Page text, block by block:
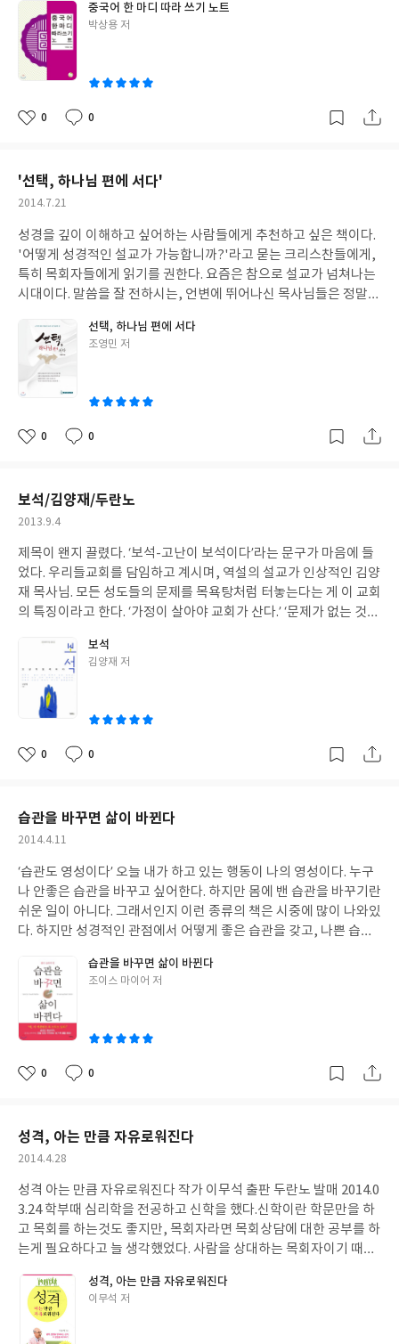
것이 별로 많지 않아서 그냥 있는 책을 활용하여 간간히 공부하고 가
끔 적기도 하고 눈으로 공부하곤 했다. 그런데 어학이라는 게 눈으로
만 되는 것이 아니다. 특히 중국어는 한자와 비슷해서 손으로 써 보
지 않으면 그냥 회화실력까지밖에 될 수 없다. 그 이상을 힘들게 되
어 있다. 실제로 나는 학부때 3년 넘게 중국어를 공부했지만, 학원에
서 취미생활로 공부했기 때문에 한자까지 따라 쓰거나 외우지 않아
른 언어는 몰라도 중국어는 눈으로 하는게 아니라, 반드시 손으로
공부해야 한다. 만약 그 때 초기에 쓰면서 제대로 공부했더라면 더
좋았을 것을...하면서 때늦은 후회(?)를 하기도 했다. 하지만 후회할
시간에 한 글자 더 공부하는 게 좋지 않겠는가. 하는 마음으로 이 책
을 집어 들게 되었다.이 책의 수준은? 왕초보부터 초중급 수준까지
가능한 수준으로 구성되어 있다. 중국어 기초상식부터 자음 모음과
성조와 같은 것까지 꼼꼼히 챙겨 설명하고 있다. 그리고 그 뒤 편에
방법과 유래가 아주 자세히 적혀 있다. 그리고 중국어를 따라 쓰고
한자와 발음을 익힐 수 있도록 돕고 있다. 또한 QR코드 까지 첨부하
고 있어 QR코드로 검색하면 바로 친절하게 원어민 발음이 나온다.
백문이 불여일견이라 했던가!(보는 건 아니지만 듣는 것으로!) 발음
이 귀에 쏙쏙 들어와 더 잘 기억할 수 있도록 해주는 것 같다. 이 책은
그저 중국어 문법 패턴을 연습하는 책이 아니라, 중국어 관용어를
연습할 수 있기 때문에 더 좋은 거 같다. 관용어에 대한 유래들을 친
이 책은 학습이 끝나면 그냥 버리는 책이 아니라, 책장에 두고두고
보면 좋을 학습서이다. 중국인과 대화할 때, 이런 관용어를 사용한
다면 얼마나 풍부한 표현이 될 것인가! 그런 의미에서 아주 귀한 책
이라 생각이 든다.왠지 빈칸을 빼곡히 메꿔야 할 것 같은 의욕히 생
기게 하는 그림책 같은 좋은 책이다.
중국어 한 마디 따라 쓰기 노트
글
박상용 저
좋
0
댓
0
작
'선택, 하나님 편에 서다'
작
일
2014.7.21
성경을 깊이 이해하고 싶어하는 사람들에게 추천하고 싶은 책이다.
'어떻게 성경적인 설교가 가능합니까?'라고 묻는 크리스찬들에게,
특히 목회자들에게 읽기를 권한다. 요즘은 참으로 설교가 넘쳐나는
시대이다. 말씀을 잘 전하시는, 언변에 뛰어나신 목사님들은 정말
물다. 조영민 목사님은 성경을 성경대로 설교하기 위해 애쓰시는 분
이다. 처음부터 끝까지 성경을 성경안에서 관찰하고 해석하고 적용
하기 위해 고민한 모습이 설교집에서 절절하게 느껴진다. 그리고 그
탁월함은 20년 넘게 성경연구를 위해 한 우물을 판 결과 할 수 있다.
이 책을 읽으며 성경을 깊이 해석하고 적용하는 저자만의 독특한 관
점을 터득(?)할 수 있길 바란다. 이 책을 읽기 전에는, '설교집이 다
보고 또 보게 되는 것이다. 마치 큐티할 때, 성경을 읽다 잠시 멈추어
생각하고, 다시 읽어내려가듯이, 읽다 멈추고 또 멈추게 된다. 책을
읽는 첫장부터 강력하게 내 마음을 사로잡았다. 논리적이고 탁월하
고 감동적이까지 하며, 너무나 성경적인 깊은 해석에 매료되어 마치
그 자리에서 설교를 듣고 있는듯한 착각을 일으킬 정도로 읽고 있는
내내 너무나 생생했다. 어쩜 저렇게 논리적일 수 있을까... 어떻게 이
렇게 명쾌하게 설교할 수 있을까... 라고 생각하고 있을 때, 뭐라 표현
만큼, 청중을 울렸다 웃겼다 하는 위트도 엿보인다. 그리고 다시 성
경으로 들어가 나를 보게하고, 예수 그리스도를 바라보게 한다. 참
으로 신기한 경험이었다. 영성있는 책은 영혼을 살리고, 그렇지 못
한 책은 차라리 안읽는 게 낫다. 이 책은 영혼을 풍성하게 살찌우는
저자의 영성과 하나님의 사랑이 듬뿍 담긴 책이다. 이 책의 구성은
'구약의 열두 인물들이 걸어간 믿음의 길'을 성경을 통해 깊이 보여
주고 있다. 그리고 각장의 마지막 페이지에는 아래와 같이 주제그림
용하면 큰 유익이 있을 것이다. 저자가 청년사역을 오랫동안 한만큼
독자를 위한 배려가 돋보인다. 성경을 가장 성경답게 설교하려고 노
력하는 조영민목사님의 책이 출판되어 너무 기쁘다. 다른 것이 아
닌, 설교집이라 더더욱 기쁘다. 벌써부터 다음 책이 기다려진다.
선택, 하나님 편에 서다
글
조영민 저
좋
0
댓
0
작
보석/김양재/두란노
작
일
2013.9.4
제목이 왠지 끌렸다. ‘보석-고난이 보석이다’라는 문구가 마음에 들
었다. 우리들교회를 담임하고 계시며, 역설의 설교가 인상적인 김양
재 목사님. 모든 성도들의 문제를 목욕탕처럼 터놓는다는 게 이 교회
의 특징이라고 한다. ‘가정이 살아야 교회가 산다.’ ‘문제가 없는 것이
떨어지면 감사하고, 붙으면 회개하라’는 유명한 말을 남기시는 분이
시고 개인적으로 좋아하고 존경하는 분이라 더 마음에 들었다. 이런
저자의 묵상 잠언집이라니... 큰 기대를 안고 책을 펼쳤다. 전체적인
느낌은 동화책 한권을 보는 느낌이다. 짤막짤막한 묵상글들과 편안
한 그림이 삽입되어 있어, 책의 내용뿐만 아니라 감각적인 면에도
많이 신경썼구나 하는 생각이 들었다. 모든 사람이 공감할 수 있는
절이 옳은 말이다’ 싶었다. 가슴이 뜨끔하는 내용도 있고, 마음을 저
미도록 감동적인 내용도 있다. 머리를 끄덕이게 하는 내용들이고,
뒤통수를 치는 듯 정신을 번쩍 들게 하는 구절도 있다. 책을 더 음미
하고 싶어서 두 번이나 이 책을 읽었다. 이런 내용이 있었나...싶었던
구절들이 또 다시 나의 눈에 들어온다. 이런 책은 책장에 두고두고
봐야 할 지혜의 책 ‘탈무드’ 같은 책이다. ‘말 한마디 때문에 “너 지금
뭐라고 했어!” 분노하고 죽이고 죽으려 합니다. 상대방이 나를 저주
어떻습니까. 하나님은 발람의 저주를 축복으로 바꾸신 분입니다. (1
91p)’ 이 책을 쭉 읽다보면 고난이 보석이 되는 비결을 알려준다. 저
자의 뻐아픈 고통의 과정 가운데 깨닫게 된 것이기에 그럴까. 김양재
목사님의 책은 마음을 울린다. 가정의 상처로 힘들어 하는 부모와 자
녀, 그것을 함께 겪고 있는 사람들에게 해결책을 제시한다. 하나님
이 함께 하심이 복이라는 것, 주를 믿는 믿음과 사랑이 모든 문제의
해결점이라는 것을 풀어서 쉽게 설명하고 있다. ‘예수님 믿는 지금이
게 문제가 있는 것이라는 것, 어떤 어려운 문제도 하나님 앞에서는
보석이 된다는 것이야 말로 세상사람들은 이해할 수 없는 역설이 아
니겠는가.
보석
글
김양재 저
좋
0
댓
0
작
습관을 바꾸면 삶이 바뀐다
작
일
2014.4.11
‘습관도 영성이다’ 오늘 내가 하고 있는 행동이 나의 영성이다. 누구
나 안좋은 습관을 바꾸고 싶어한다. 하지만 몸에 밴 습관을 바꾸기란
쉬운 일이 아니다. 그래서인지 이런 종류의 책은 시중에 많이 나와있
다. 하지만 성경적인 관점에서 어떻게 좋은 습관을 갖고, 나쁜 습관
전부터 나쁜 습관들을 어떻게 고칠 수 있을까 기대하며 읽기 시작했
다. 포스트잇에 내가 고치고 싶은 습관을 적고 책 앞에, 책상 앞에,
마음속에 붙여놓았다. 그리고 하루에 한두 챕터씩 기도하는 마음으
로 책을 읽었다. 한 장 한 장이 아주 재미가 있다. 너무 영성적인 책도
아닌, 너무 일반적인 실용서적도 아닌. 중간의 입장에서 균형을 맞
춘 아주 좋은 책이라는 생각이 들었다. 그리고 이 책을 덮었을 때는,
개관 2. 영적습관을 바꾸라 3. 마음의 습관을 바꾸라 4. 관계의 습관
을 바꾸라 5. 몸의 습관을 바꾸라 영적 습관에서 마음, 관계, 몸의 습
관까지 다양한 분야의 습관을 다루고 있어 얼마나 유익한지 모른다.
구절구절 너무 의미있고, 가슴에 와닿는 말들이 많았다. 단순히 기
독교 서적이라고 하기에는 너무 괜찮은 책이다. 깊은 영성을 위해 어
떤 좋은 습관을 가져야 할지, 그리스도인의 삶은 어떤 것인지를 잘
말해주고 있어서 새신자들이나, 직분자들에게도 좋은 선물이 될 수
서 인상깊었던 구절이 있다. 두려워하고 걱정하는 습관을 가진 사람
이 어떻게 믿음의 길로 갈 수 있을까에 대한 것이다. "하나님의 무조
건적인 사랑을 알고 받아들이는 것이 두려움의 감옥 문을 여는 열쇠
습관을 바꾸면 삶이 바뀐다
글
조이스 마이어 저
좋
0
댓
0
작
성격, 아는 만큼 자유로워진다
작
일
2014.4.28
성격 아는 만큼 자유로워진다 작가 이무석 출판 두란노 발매 2014.0
3.24 학부때 심리학을 전공하고 신학을 했다.신학이란 학문만을 하
고 목회를 하는것도 좋지만, 목회자라면 목회상담에 대한 공부를 하
는게 필요하다고 늘 생각했었다. 사람을 상대하는 목회자이기 때문
자뿐만 아니라 모든 사람이 읽으면 좋은 책이다.얼마전 군에 있는 사
촌에게서 전화가 왔다. 양극성장애 진단을 받아 한달에 한두번씩 치
료하러 서울에 나온다고 한다. 처음에 얘를 만났을땐, 쟤가 왜 저러
성격, 아는 만큼 자유로워진다
글
이무석 저